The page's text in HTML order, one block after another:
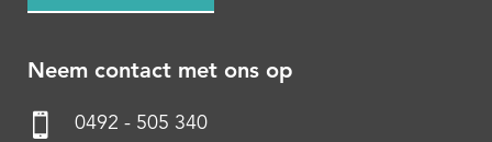
Neem contact met ons op
0492 - 505 340